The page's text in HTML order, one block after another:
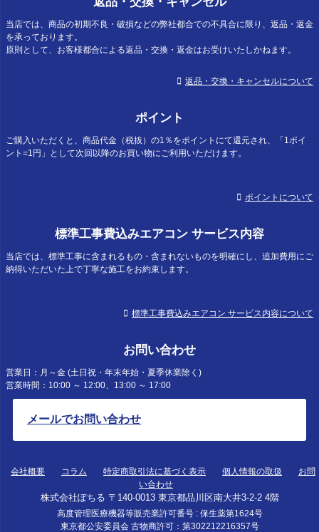
当店では、商品の初期不良・破損などの弊社都合での不具合に限り、返品・返金
を承っております。
原則として、お客様都合による返品・交換・返金はお受けいたしかねます。
返品・交換・キャンセルについて
ポイント
ご購入いただくと、商品代金（税抜）の1％をポイントにて還元され、「1ポイ
ント=1円」として次回以降のお買い物にご利用いただけます。
ポイントについて
標準工事費込みエアコン サービス内容
当店では、標準工事に含まれるもの・含まれないものを明確にし、追加費用にご
納得いただいた上で丁寧な施工をお約束します。
標準工事費込みエアコン サービス内容について
お問い合わせ
営業日：月～金 (土日祝・年末年始・夏季休業除く)
営業時間：10:00 ～ 12:00、13:00 ～ 17:00
メールでお問い合わせ
会社概要 コラム 特定商取引法に基づく表示 個人情報の取扱
お問
い合わせ
株式会社ぽちる 〒140-0013 東京都品川区南大井3-2-2 4階
高度管理医療機器等販売業許可番号 : 保生薬第1624号
東京都公安委員会 古物商許可：第302212216357号